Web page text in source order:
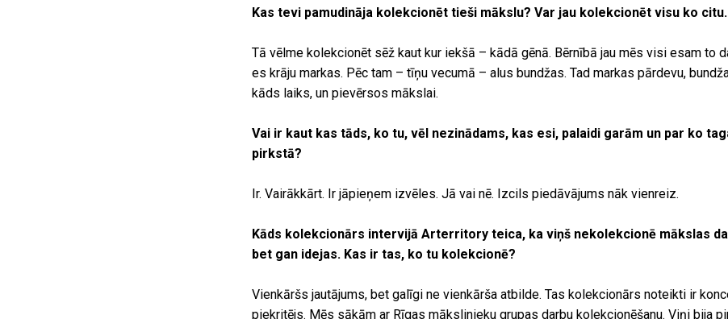
Kas tevi pamudināja kolekcionēt tieši mākslu? Var jau kolekcionēt visu ko citu.
Tā vēlme kolekcionēt sēž kaut kur iekšā – kādā gēnā. Bērnībā jau mēs visi esam to
es krāju markas. Pēc tam – tīņu vecumā – alus bundžas. Tad markas pārdevu,
kāds laiks, un pievērsos mākslai.
Vai ir kaut kas tāds, ko tu, vēl nezinādams, kas esi, palaidi garām un par ko
pirkstā?
Ir. Vairākkārt. Ir jāpieņem izvēles. Jā vai nē. Izcils piedāvājums nāk vienreiz.
Kāds kolekcionārs intervijā Arterritory teica, ka viņš nekolekcionē mākslas
bet gan idejas. Kas ir tas, ko tu kolekcionē?
Vienkāršs jautājums, bet galīgi ne vienkārša atbilde. Tas kolekcionārs noteikti ir
piekritējs. Mēs sākām ar Rīgas mākslinieku grupas darbu kolekcionēšanu. Viņi bija